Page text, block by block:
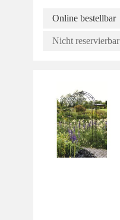
Online bestellbar
Nicht reservierbar